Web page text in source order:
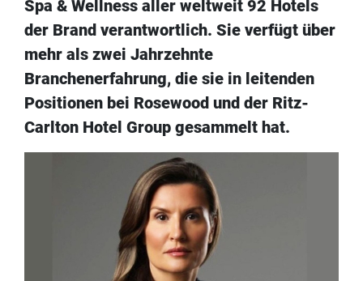
Spa & Wellness aller weltweit 92 Hotels
der Brand verantwortlich. Sie verfügt über
mehr als zwei Jahrzehnte
Branchenerfahrung, die sie in leitenden
Positionen bei Rosewood und der Ritz-
Carlton Hotel Group gesammelt hat.